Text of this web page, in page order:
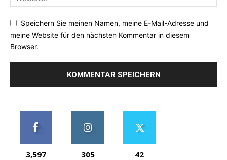
Speichern Sie meinen Namen, meine E-Mail-Adresse und
meine Website für den nächsten Kommentar in diesem
Browser.
3,597 305 42